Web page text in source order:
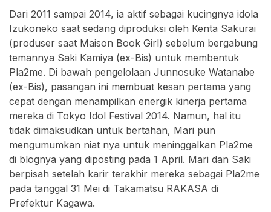
Dari 2011 sampai 2014, ia aktif sebagai kucingnya idola
Izukoneko saat sedang diproduksi oleh Kenta Sakurai
(produser saat Maison Book Girl) sebelum bergabung
temannya Saki Kamiya (ex-Bis) untuk membentuk
Pla2me. Di bawah pengelolaan Junnosuke Watanabe
(ex-Bis), pasangan ini membuat kesan pertama yang
cepat dengan menampilkan energik kinerja pertama
mereka di Tokyo Idol Festival 2014. Namun, hal itu
tidak dimaksudkan untuk bertahan, Mari pun
mengumumkan niat nya untuk meninggalkan Pla2me
di blognya yang diposting pada 1 April. Mari dan Saki
berpisah setelah karir terakhir mereka sebagai Pla2me
pada tanggal 31 Mei di Takamatsu RAKASA di
Prefektur Kagawa.